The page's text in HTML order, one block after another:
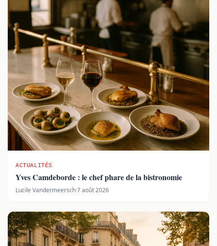
ACTUALITÉS
Yves Camdeborde : le chef phare de la bistronomie
Lucile Vandermeersch·7 août 2026